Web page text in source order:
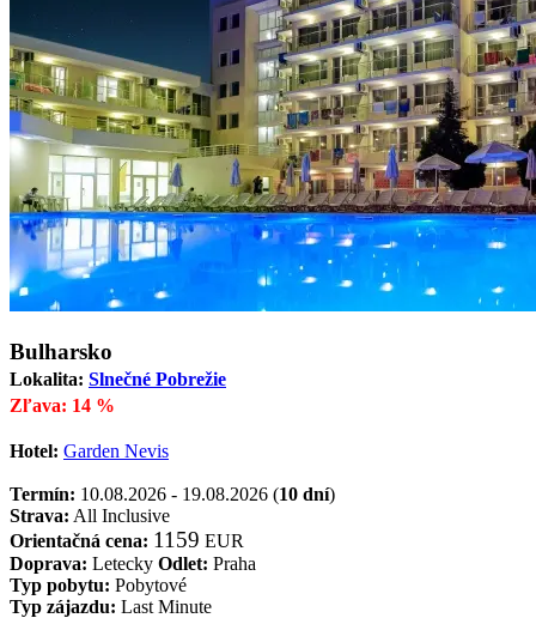
Bulharsko
Lokalita: Slnečné Pobrežie
Zľava: 14 %
Hotel: Garden Nevis
Termín: 10.08.2026 - 19.08.2026 (10 dní)
Strava: All Inclusive
Orientačná cena: 1159 EUR
Doprava: Letecky Odlet: Praha
Typ pobytu: Pobytové
Typ zájazdu: Last Minute